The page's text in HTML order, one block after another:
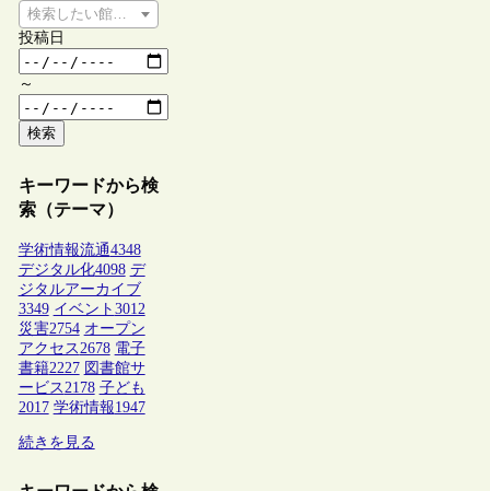
検索したい館種を選択してください
投稿日
～
検索
キーワードから検
索（テーマ）
学術情報流通4348
デジタル化4098 デ
ジタルアーカイブ
3349 イベント 3012
災害2754 オープン
アクセス 2678 電子
書籍2227 図書館サ
ービス 2178 子ども
2017 学術情報1947
続きを見る